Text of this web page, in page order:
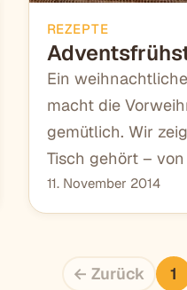
REZEPTE
Ein
macht die
gemütlich. Wir
Tisch gehört –
11. November 2014
← Zurück 1